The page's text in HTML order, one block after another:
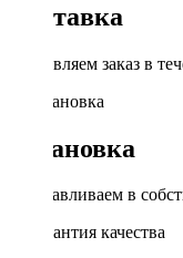
Доставка
Доставляем заказ в
Установка
Устанавливаем в